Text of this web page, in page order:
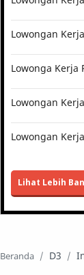
Lowongan
Lowonga Kerja
Lowongan
Lowongan
Lihat Lebih
Beranda D3